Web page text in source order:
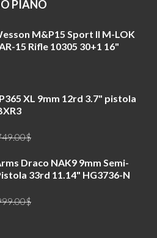
PIANO
M&P15 Sport II M-LOK
15 Rifle 10305 30+1 16"
XL 9mm 12rd 3.7" pistola
$
originale
era:
attuale
è:
Draco NAK9 9mm Semi-
33rd 11.14" HG3736-N
$